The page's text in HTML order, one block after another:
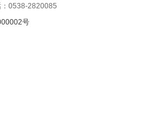
0538-2820085
号